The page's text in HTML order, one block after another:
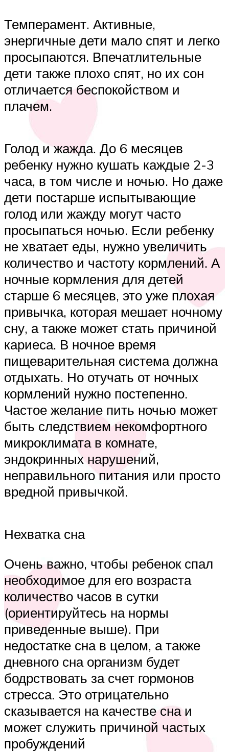
Темперамент. Активные,
энергичные дети мало спят и легко
просыпаются. Впечатлительные
дети также плохо спят, но их сон
отличается беспокойством и
плачем.
Голод и жажда. До 6 месяцев
ребенку нужно кушать каждые 2-3
часа, в том числе и ночью. Но даже
дети постарше испытывающие
голод или жажду могут часто
просыпаться ночью. Если ребенку
не хватает еды, нужно увеличить
количество и частоту кормлений. А
ночные кормления для детей
старше 6 месяцев, это уже плохая
привычка, которая мешает ночному
сну, а также может стать причиной
кариеса. В ночное время
пищеварительная система должна
отдыхать. Но отучать от ночных
кормлений нужно постепенно.
Частое желание пить ночью может
быть следствием некомфортного
микроклимата в комнате,
эндокринных нарушений,
неправильного питания или просто
вредной привычкой.
Нехватка сна
Очень важно, чтобы ребенок спал
необходимое для его возраста
количество часов в сутки
(ориентируйтесь на нормы
приведенные выше). При
недостатке сна в целом, а также
дневного сна организм будет
бодрствовать за счет гормонов
стресса. Это отрицательно
сказывается на качестве сна и
может служить причиной частых
пробуждений